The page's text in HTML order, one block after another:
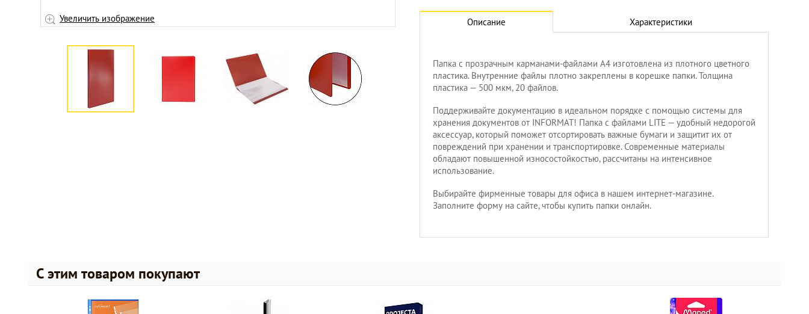
Увеличить изображение Увеличить изображение
Описание Характеристики
Папка с прозрачным карманами-файлами А4 изготовлена из плотного цветного
пластика. Внутренние файлы плотно закреплены в корешке папки. Толщина
пластика — 500 мкм, 20 файлов.
Поддерживайте документацию в идеальном порядке с помощью системы для
хранения документов от INFORMAT! Папка с файлами LITE — удобный недорогой
аксессуар, который поможет отсортировать важные бумаги и защитит их от
повреждений при хранении и транспортировке. Современные материалы
обладают повышенной износостойкостью, рассчитаны на интенсивное
использование.
Выбирайте фирменные товары для офиса в нашем интернет-магазине.
Заполните форму на сайте, чтобы купить папки онлайн.
С этим товаром покупают